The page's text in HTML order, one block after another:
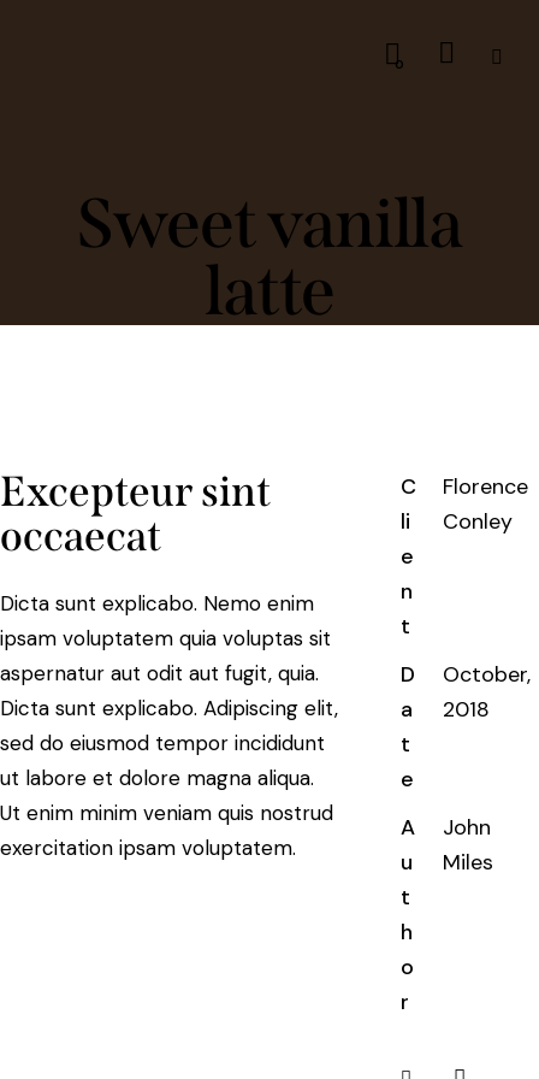
0
Sweet vanilla
latte
Excepteur sint
occaecat
Dicta sunt explicabo. Nemo enim
ipsam voluptatem quia voluptas sit
aspernatur aut odit aut fugit, quia.
Dicta sunt explicabo. Adipiscing elit,
sed do eiusmod tempor incididunt
ut labore et dolore magna aliqua.
Ut enim minim veniam quis nostrud
exercitation ipsam voluptatem.
C
li
e
n
t
Florence
Conley
D
a
t
e
October,
2018
A
u
t
h
o
r
John
Miles